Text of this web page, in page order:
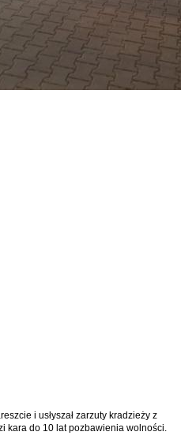
i usłyszał zarzuty kradzieży z
kara do 10 lat pozbawienia wolności.